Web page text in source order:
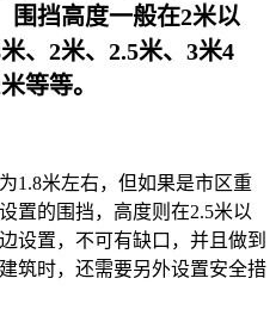
围挡高度一般在2米以
、2米、2.5米、3米4
等等。
米左右，但如果是市区重
置的围挡，高度则在2.5米以
设置，不可有缺口，并且做到
筑时，还需要另外设置安全措